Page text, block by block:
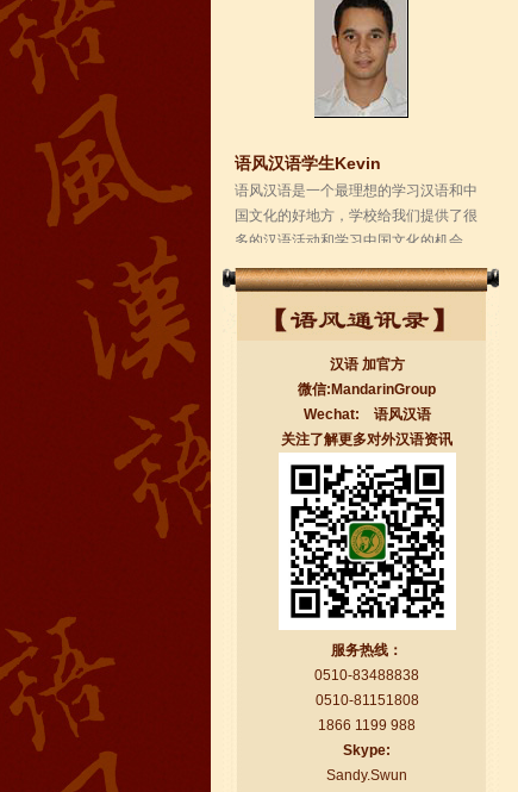
语风汉语学生Kevin
语风汉语是一个最理想的学习汉语和中
国文化的好地方，学校给我们提供了很
学校的环境是...
无锡语风汉语学校Jessie
我学习汉语已经八年了,我能听明白别人
说汉语,但是我自己说汉语却觉得说不出
口。我现在在语风汉语无锡校学习，每
天我都学习中国文化...
汉语 加官方
微信:MandarinGroup
Wechat: 语风汉语
关注了解更多对外汉语资讯
服务热线：
0510-83488838
0510-81151808
1866 1199 988
Skype:
Sandy.Swun